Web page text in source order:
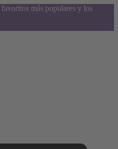
más populares y los